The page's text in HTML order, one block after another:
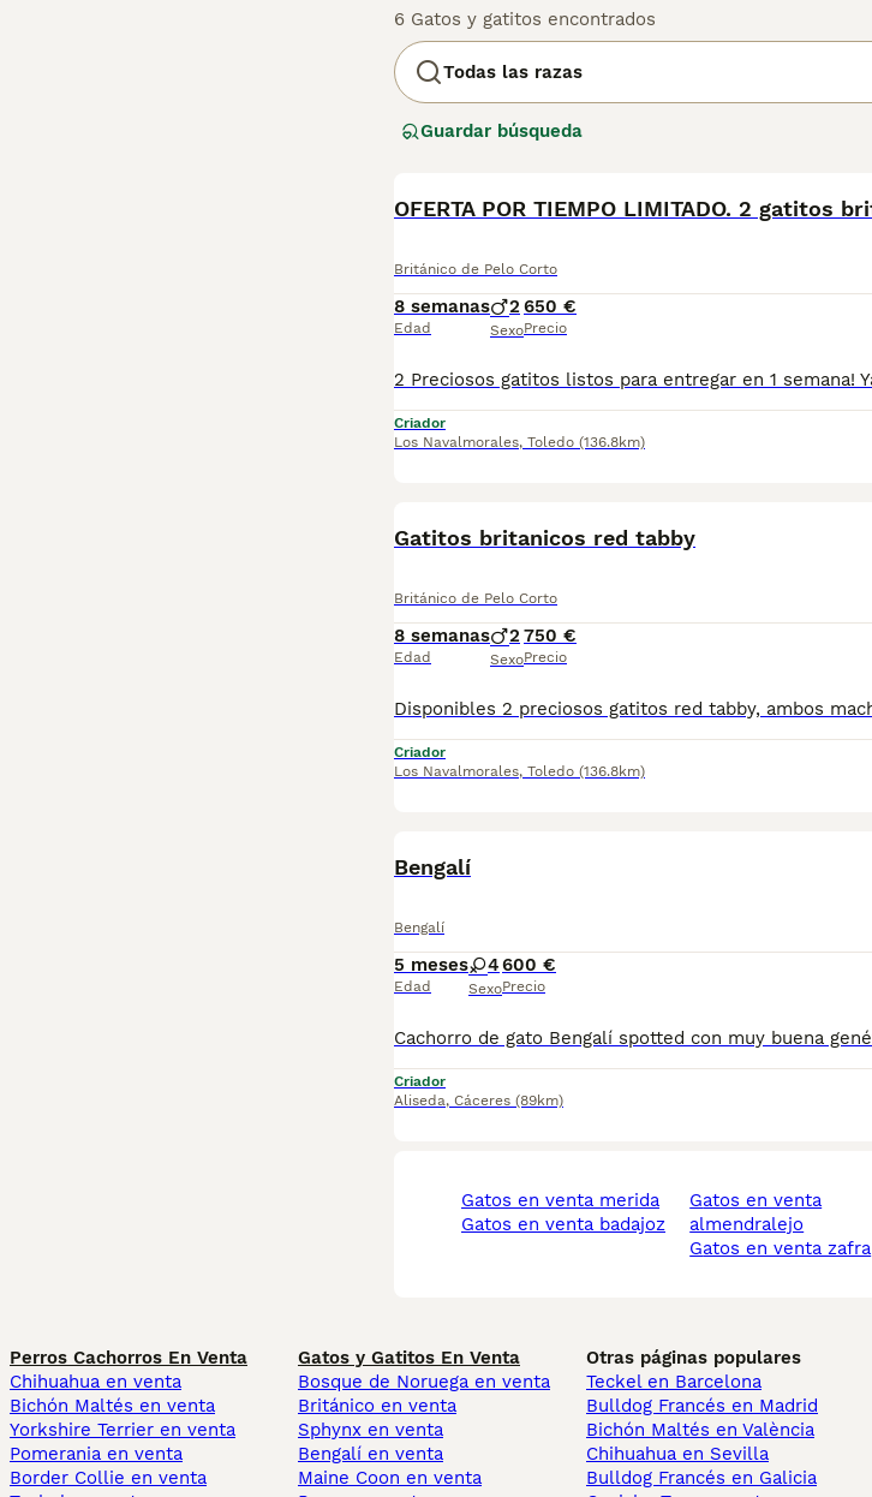
6 Gatos y gatitos encontrados
Todas las razas
Guardar búsqueda
Británico de Pelo Corto
8 semanas
Edad
2
Sexo
650 €
Precio
Criador
Los Navalmorales, Toledo (136.8km)
Gatitos britanicos red tabby
Británico de Pelo Corto
8 semanas
Edad
2
Sexo
750 €
Precio
Criador
Los Navalmorales, Toledo (136.8km)
Bengalí
Bengalí
5 meses
Edad
4
Sexo
600 €
Precio
Criador
Aliseda, Cáceres (89km)
gatos en venta merida
gatos en venta badajoz
gatos en venta
almendralejo
gatos en venta zafra
Perros Cachorros En Venta
Chihuahua en venta
Bichón Maltés en venta
Yorkshire Terrier en venta
Pomerania en venta
Border Collie en venta
Gatos y Gatitos En Venta
Bosque de Noruega en venta
Británico en venta
Sphynx en venta
Bengalí en venta
Maine Coon en venta
Otras páginas populares
Teckel en Barcelona
Bulldog Francés en Madrid
Bichón Maltés en València
Chihuahua en Sevilla
Bulldog Francés en Galicia